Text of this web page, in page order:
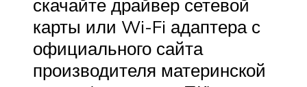
скачайте драйвер сетевой
карты или Wi-Fi адаптера с
официального сайта
производителя материнской